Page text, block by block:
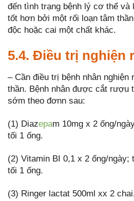
đến tình trạng bệnh lý cơ thể
tốt hơn bởi một rối loạn tâm
độc hoặc cai một chất khác.
5.4. Điều trị nghiện
– Cần điều trị bệnh nhân nghiện
thần. Bệnh nhân được cắt rượu
sớm theo đơnn sau:
(1) Diazepam 10mg x 2 ống/
tối 1 ống.
(2) Vitamin BI 0,1 x 2 ống/ngày;
tối 1 ống.
(3) Ringer lactat 500ml xx 2